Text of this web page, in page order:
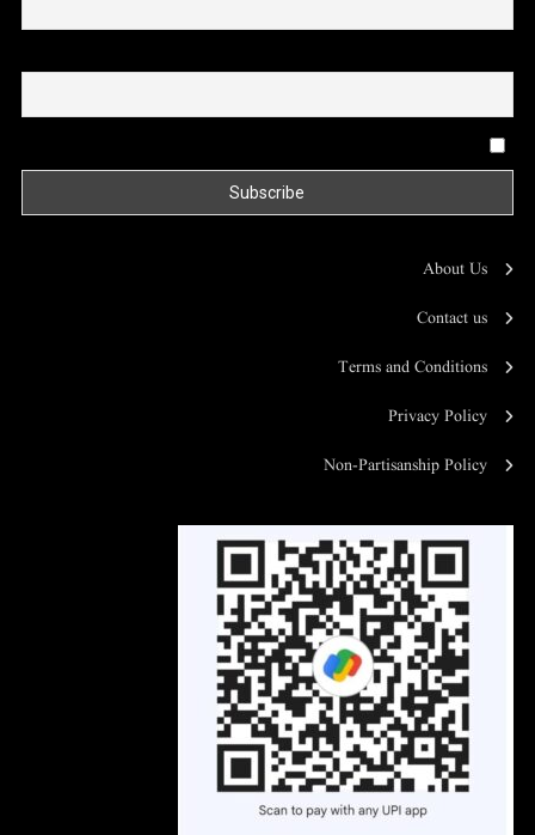
About Us
Contact us
Terms and Conditions
Privacy Policy
Non-Partisanship Policy